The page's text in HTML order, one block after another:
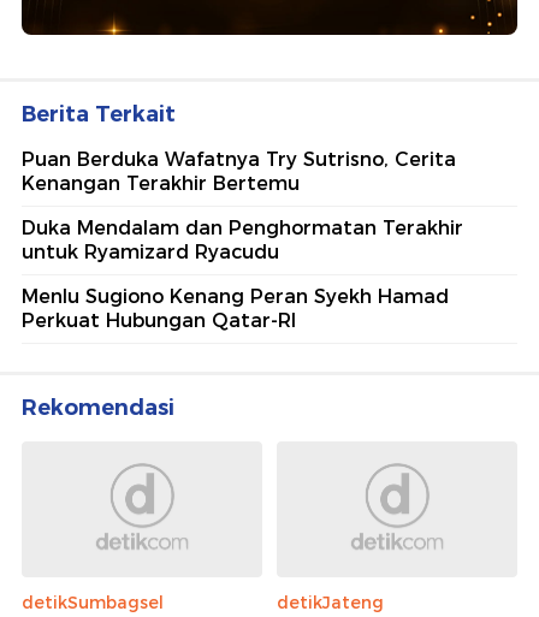
Berita Terkait
Puan Berduka Wafatnya Try Sutrisno, Cerita
Kenangan Terakhir Bertemu
Duka Mendalam dan Penghormatan Terakhir
untuk Ryamizard Ryacudu
Menlu Sugiono Kenang Peran Syekh Hamad
Perkuat Hubungan Qatar-RI
Rekomendasi
detikSumbagsel
detikJateng